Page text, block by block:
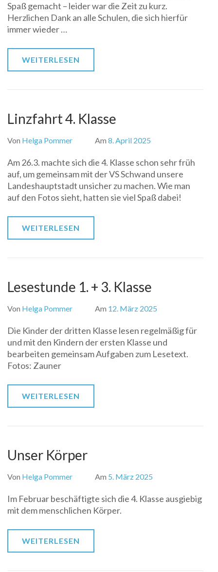
Spaß gemacht – leider war die Zeit zu kurz.
Herzlichen Dank an alle Schulen, die sich hierfür
immer wieder …
WEITERLESEN
Linzfahrt 4. Klasse
Von Helga Pommer Am 8. April 2025
Am 26.3. machte sich die 4. Klasse schon sehr früh
auf, um gemeinsam mit der VS Schwand unsere
Landeshauptstadt unsicher zu machen. Wie man
auf den Fotos sieht, hatten sie viel Spaß dabei!
WEITERLESEN
Lesestunde 1. + 3. Klasse
Von Helga Pommer Am 12. März 2025
Die Kinder der dritten Klasse lesen regelmäßig für
und mit den Kindern der ersten Klasse und
bearbeiten gemeinsam Aufgaben zum Lesetext.
Fotos: Zauner
WEITERLESEN
Unser Körper
Von Helga Pommer Am 5. März 2025
Im Februar beschäftigte sich die 4. Klasse ausgiebig
mit dem menschlichen Körper.
WEITERLESEN